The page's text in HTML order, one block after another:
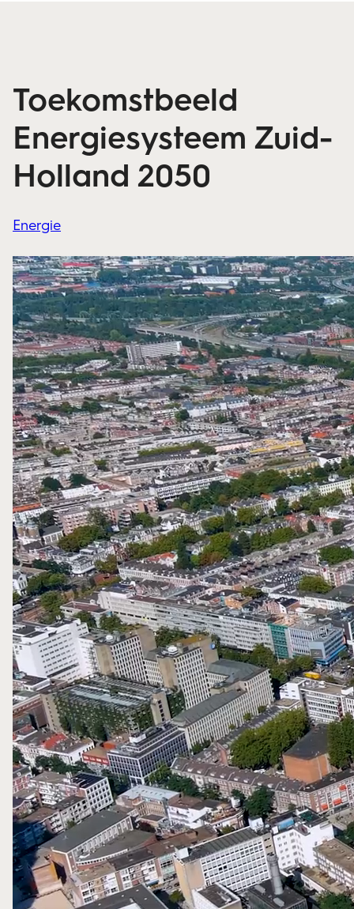
Toekomstbeeld
Energiesysteem Zuid-
Holland 2050
Energie